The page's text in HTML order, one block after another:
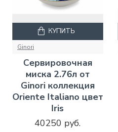
Ginori
Сервировочная
миска 2.76л от
Ginori коллекция
Oriente Italiano цвет
Iris
40250 руб.
КУПИТЬ